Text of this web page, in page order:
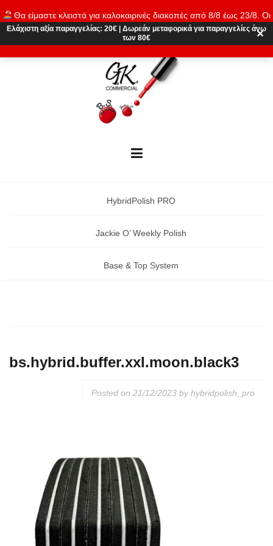
Θα είμαστε κλειστά για καλοκαιρινές διακοπές από 8/8 έως 23/8. Οι
παραγγελίες θα εκτελούνται ξανά από 24/8. Καλό καλοκαίρι!
Απόρριψη
to
content
Ελάχιστη αξία παραγγελίας: 20€ Δωρεάν μεταφορικά για παραγγελίες άνω
των 80€
✕
HybridPolish PRO
Jackie O’ Weekly Polish
Base & Top System
bs.hybrid.buffer.xxl.moon.black3
Posted on 21/12/2023 byhybridpolish_pro